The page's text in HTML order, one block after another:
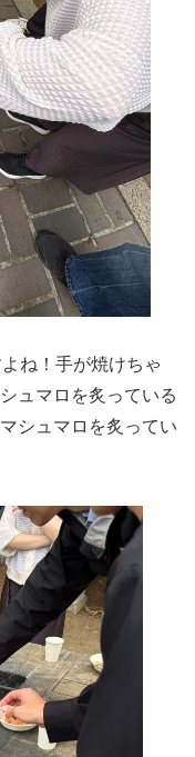
ね！手が焼けちゃ
ュマロを炙っている
シュマロを炙ってい